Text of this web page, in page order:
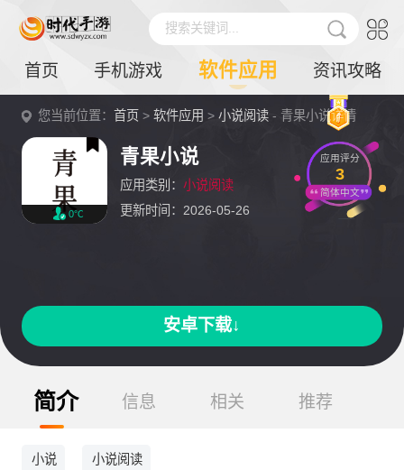
搜索关键词...
首页 手机游戏 软件应用 资讯攻略
您当前位置：首页 >软件应用 >小说阅读 - 青果小说详情
0℃
青果小说
应用类别： 小说阅读
更新时间：2026-05-26
应用评分
3
简体中文
安卓下载↓
简介 信息 相关 推荐
小说 小说阅读